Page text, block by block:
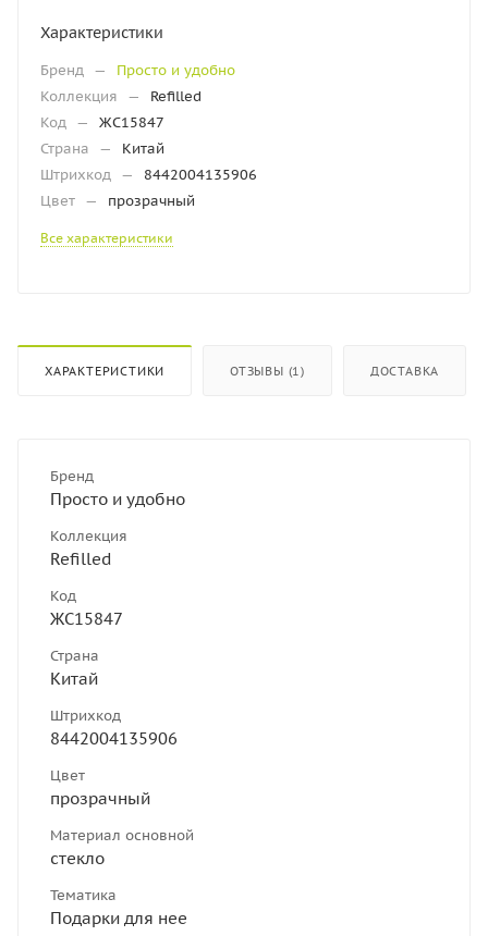
Характеристики
Бренд —
Просто и удобно
Коллекция
—
Refilled
Код —
ЖС15847
Страна
—
Китай
Штрихкод —
8442004135906
Цвет — прозрачный
Все характеристики
ХАРАКТЕРИСТИКИ ОТЗЫВЫ (1) ДОСТАВКА
Бренд
Просто и удобно
Коллекция
Refilled
Код
ЖС15847
Страна
Китай
Штрихкод
8442004135906
Цвет
прозрачный
Материал основной
стекло
Тематика
Подарки для нее